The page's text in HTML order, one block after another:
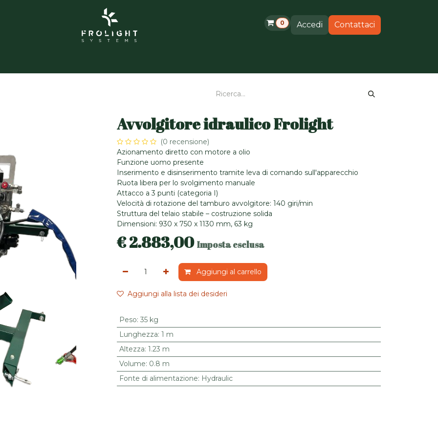
0 Accedi Contattaci
Avvolgitore idraulico Frolight
(0 recensione)
Azionamento diretto con motore a olio
Funzione uomo presente
Inserimento e disinserimento tramite leva di comando sull'apparecchio
Ruota libera per lo svolgimento manuale
Attacco a 3 punti (categoria I)
Velocità di rotazione del tamburo avvolgitore: 140 giri/min
Struttura del telaio stabile – costruzione solida
Dimensioni: 930 x 750 x 1130 mm, 63 kg
€2.883,00 Imposta esclusa
Aggiungi al carrello
Aggiungi alla lista dei desideri
Peso: 35 kg
Lunghezza: 1 m
Altezza: 1.23 m
Volume: 0.8 m
Fonte di alimentazione: Hydraulic